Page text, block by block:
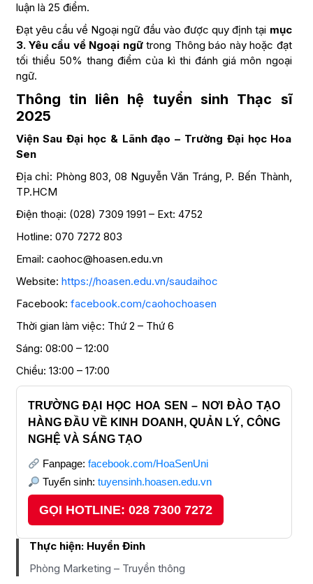
luận là 25 điểm.
Đạt yêu cầu về Ngoại ngữ đầu vào được quy định tại mục
3. Yêu cầu về Ngoại ngữtrong Thông báo này hoặc đạt
tối thiểu 50% thang điểm của kì thi đánh giá môn ngoại
ngữ.
Thông tin liên hệ tuyển sinh Thạc sĩ
2025
Viện Sau Đại học & Lãnh đạo – Trường Đại học Hoa
Sen
Địa chỉ: Phòng 803, 08 Nguyễn Văn Tráng, P. Bến Thành,
TP.HCM
Điện thoại: (028) 7309 1991 – Ext: 4752
Hotline: 070 7272 803
Email: caohoc@hoasen.edu.vn
Website: https://hoasen.edu.vn/saudaihoc
Facebook: facebook.com/caohochoasen
Thời gian làm việc: Thứ 2 – Thứ 6
Sáng: 08:00 – 12:00
Chiều: 13:00 – 17:00
TRƯỜNG ĐẠI HỌC HOA SEN – NƠI ĐÀO TẠO
HÀNG ĐẦU VỀ KINH DOANH, QUẢN LÝ, CÔNG
NGHỆ VÀ SÁNG TẠO
Fanpage: facebook.com/HoaSenUni
Tuyển sinh: tuyensinh.hoasen.edu.vn
GỌI HOTLINE: 028 7300 7272
Thực hiện: Huyền Đinh
Phòng Marketing – Truyền thông